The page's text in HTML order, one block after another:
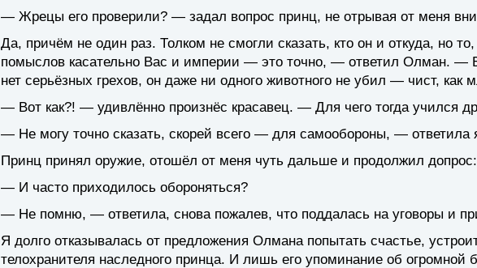
— Жрецы его проверили? — задал вопрос принц, не отрывая от меня
Да, причём не один раз. Толком не смогли сказать, кто он и откуда, но то,
помыслов касательно Вас и империи — это точно, — ответил Олман. —
нет серьёзных грехов, он даже ни одного животного не убил — чист, как
— Вот как?! — удивлённо произнёс красавец. — Для чего тогда учился
— Не могу точно сказать, скорей всего — для самообороны, —
Принц принял оружие, отошёл от меня чуть дальше и продолжил допрос:
— И часто приходилось обороняться?
— Не помню, — ответила, снова пожалев, что поддалась на уговоры и
Я долго отказывалась от предложения Олмана попытать счастье,
телохранителя наследного принца. И лишь его упоминание об огромной